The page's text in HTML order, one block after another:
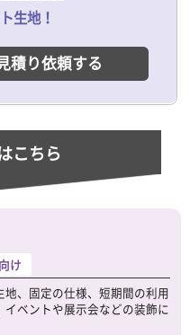
生地！
積り依頼する
こちら
け
、固定の仕様、短期間の利用
ベントや展示会などの装飾に